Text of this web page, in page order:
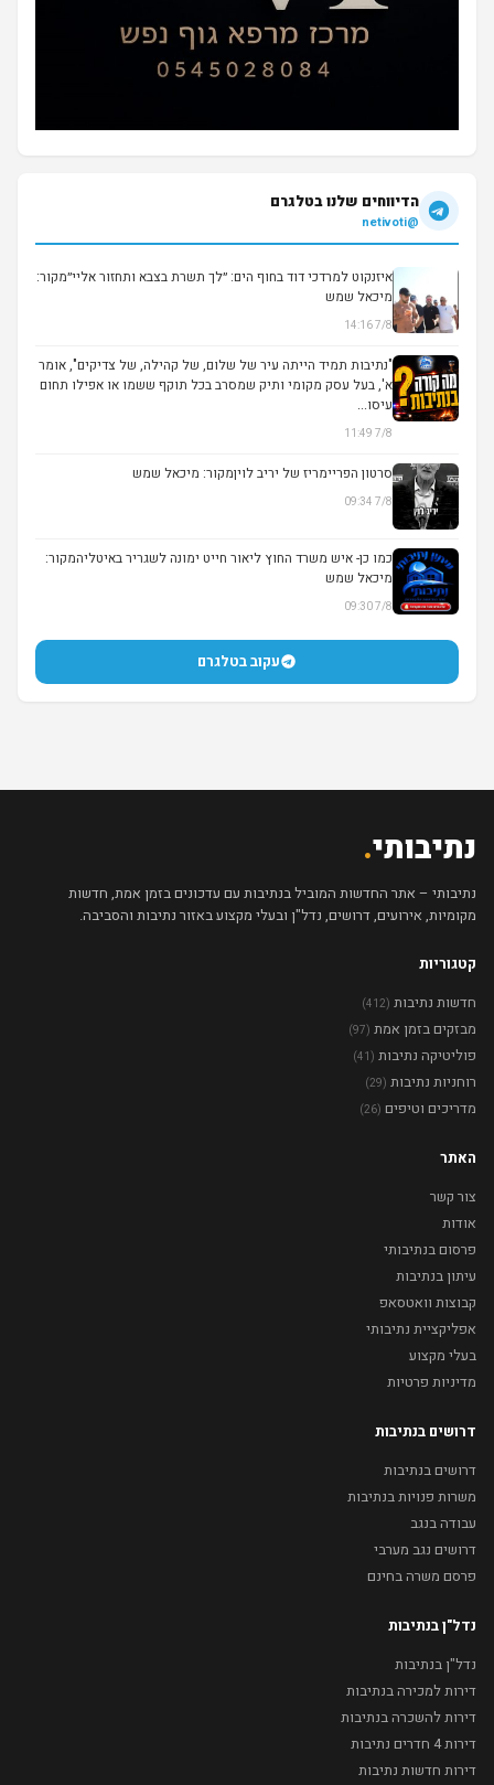
הדיווחים שלנו בטלגרם
@netivoti
איזנקוט למרדכי דוד בחוף הים: ״לך תשרת בצבא ותחזור אליי״מקור:
מיכאל שמש
7/8 14:16
"נתיבות תמיד הייתה עיר של שלום, של קהילה, של צדיקים", אומר
א', בעל עסק מקומי ותיק שמסרב בכל תוקף ששמו או אפילו תחום
עיסו...
7/8 11:49
▶
סרטון הפריימריז של יריב לויןמקור: מיכאל שמש
7/8 09:34
כמו כן- איש משרד החוץ ליאור חייט ימונה לשגריר באיטליהמקור:
מיכאל שמש
7/8 09:30
עקוב בטלגרם
נתיבותי.
נתיבותי – אתר החדשות המוביל בנתיבות עם עדכונים בזמן אמת, חדשות
מקומיות, אירועים, דרושים, נדל"ן ובעלי מקצוע באזור נתיבות והסביבה.
קטגוריות
חדשות נתיבות (412)
מבזקים בזמן אמת (97)
פוליטיקה נתיבות (41)
רוחניות נתיבות (29)
מדריכים וטיפים (26)
האתר
צור קשר
אודות
פרסום בנתיבותי
עיתון בנתיבות
קבוצות וואטסאפ
אפליקציית נתיבותי
בעלי מקצוע
מדיניות פרטיות
דרושים בנתיבות
דרושים בנתיבות
משרות פנויות בנתיבות
עבודה בנגב
דרושים נגב מערבי
פרסם משרה בחינם
נדל"ן בנתיבות
נדל"ן בנתיבות
דירות למכירה בנתיבות
דירות להשכרה בנתיבות
דירות 4 חדרים נתיבות
דירות חדשות נתיבות